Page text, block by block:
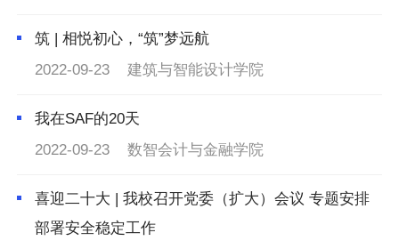
筑 | 相悦初心，“筑”梦远航
2022-09-23
建筑与智能设计学院
我在SAF的20天
2022-09-23
数智会计与金融学院
喜迎二十大 | 我校召开党委（扩大）会议 专题安排
部署安全稳定工作